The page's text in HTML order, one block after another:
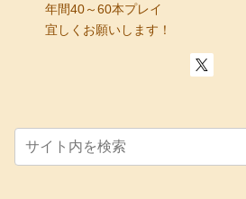
年間40～60本プレイ
宜しくお願いします！